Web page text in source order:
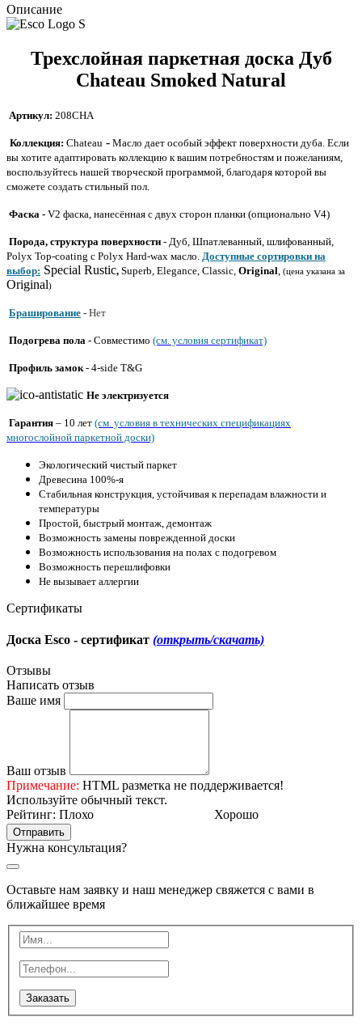
Описание
Трехслойная паркетная доска Дуб
Chateau Smoked Natural
Артикул: 208CHA
Коллекция: Chateau - Масло дает особый эффект поверхности дуба. Если
вы хотите адаптировать коллекцию к вашим потребностям и пожеланиям,
воспользуйтесь нашей творческой программой, благодаря которой вы
сможете создать стильный пол.
Фаска - V2 фаска, нанесённая с двух сторон планки (опционально V4)
Порода, структура поверхности - Дуб, Шпатлеванный, шлифованный
Polyx Top-coating с Polyx Hard-wax масло. Доступные сортировки на
выбор: Special Rustic, Superb, Elegance, Classic, Original (цена указана за
Original)
Браширование - Нет
Подогрева пола - Совместимо (см. условия сертификат)
Профиль замок - 4-side T&G
Не электризуется
Гарантия – 10 лет (см. условия в технических спецификациях
многослойной паркетной доски)
Экологический чистый паркет
Древесина 100%-я
Стабильная конструкция, устойчивая к перепадам влажности и
температуры
Простой, быстрый монтаж, демонтаж
Возможность замены поврежденной доски
Возможность использования на полах с подогревом
Возможность перешлифовки
Не вызывает аллергии
Сертификаты
Доска Esco - cертификат (открыть/скачать)
Отзывы
Написать отзыв
Ваше имя
Ваш отзыв
Примечание: HTML разметка не поддерживается!
Используйте обычный текст.
Рейтинг: Плохо Хорошо
Отправить
Нужна консультация?
Оставьте нам заявку и наш менеджер свяжется с вами в
ближайшее время
Заказать